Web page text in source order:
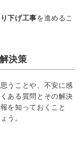
下げ工事を進めるこ
決策
うことや、不安に感
ある質問とその解決
を知っておくこと
う。